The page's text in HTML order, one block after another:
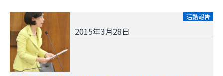
活動報告
2015年3月28日